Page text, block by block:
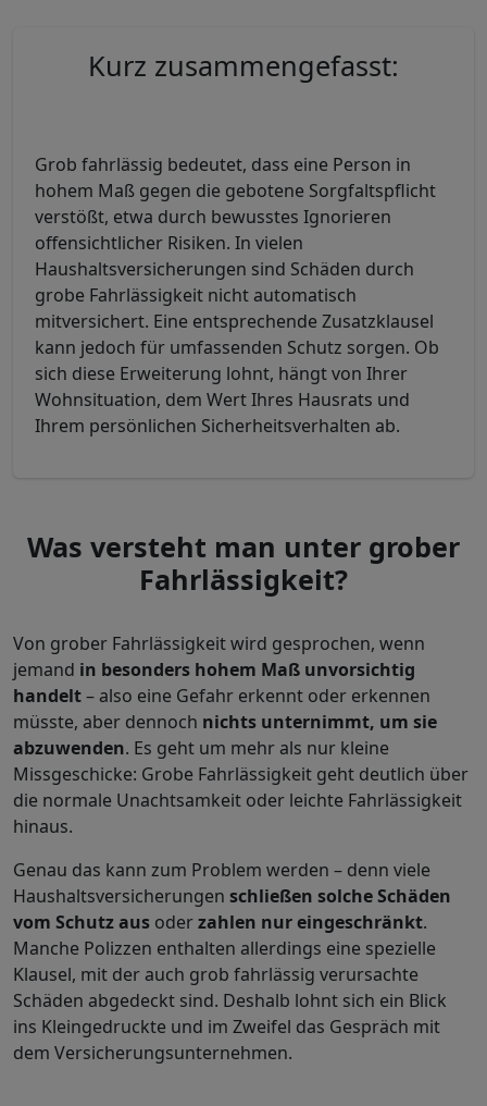
Kurz zusammengefasst:
Grob fahrlässig bedeutet, dass eine Person in
hohem Maß gegen die gebotene Sorgfaltspflicht
verstößt, etwa durch bewusstes Ignorieren
offensichtlicher Risiken. In vielen
Haushaltsversicherungen sind Schäden durch
grobe Fahrlässigkeit nicht automatisch
mitversichert. Eine entsprechende Zusatzklausel
kann jedoch für umfassenden Schutz sorgen. Ob
sich diese Erweiterung lohnt, hängt von Ihrer
Wohnsituation, dem Wert Ihres Hausrats und
Ihrem persönlichen Sicherheitsverhalten ab.
Was versteht man unter grober
Fahrlässigkeit?
Von grober Fahrlässigkeit wird gesprochen, wenn
jemand in besonders hohem Maß unvorsichtig
handelt– also eine Gefahr erkennt oder erkennen
müsste, aber dennoch nichts unternimmt, um sie
abzuwenden. Es geht um mehr als nur kleine
Missgeschicke: Grobe Fahrlässigkeit geht deutlich über
die normale Unachtsamkeit oder leichte Fahrlässigkeit
hinaus.
Genau das kann zum Problem werden – denn viele
Haushaltsversicherungen schließen solche Schäden
vom Schutz aus oderzahlen nur eingeschränkt.
Manche Polizzen enthalten allerdings eine spezielle
Klausel, mit der auch grob fahrlässig verursachte
Schäden abgedeckt sind. Deshalb lohnt sich ein Blick
ins Kleingedruckte und im Zweifel das Gespräch mit
dem Versicherungsunternehmen.